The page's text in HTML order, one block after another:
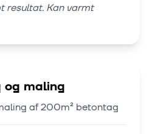
resultat. Kan varmt
og maling
af 200m² betontag